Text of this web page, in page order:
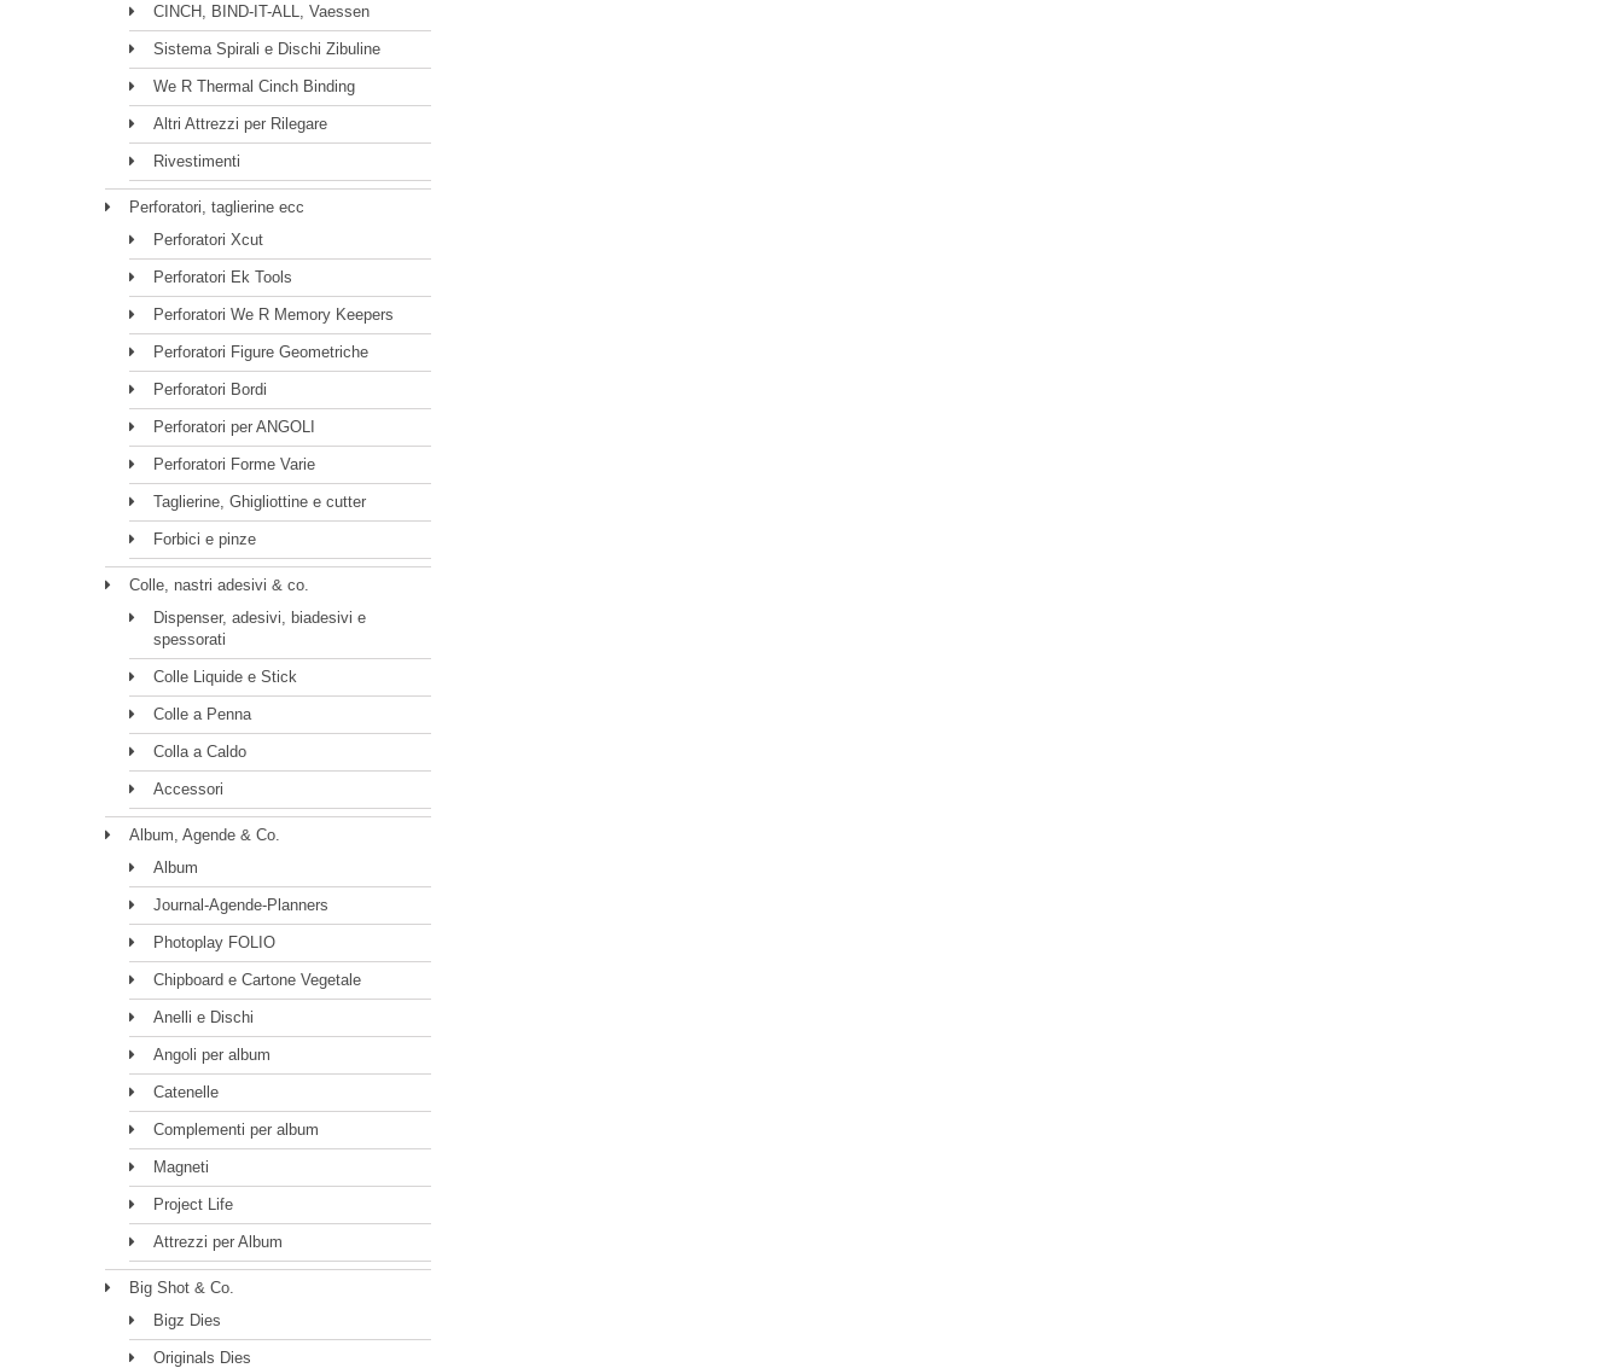
CINCH, BIND-IT-ALL, Vaessen
Sistema Spirali e Dischi Zibuline
We R Thermal Cinch Binding
Altri Attrezzi per Rilegare
Rivestimenti
Perforatori, taglierine ecc
Perforatori Xcut
Perforatori Ek Tools
Perforatori We R Memory Keepers
Perforatori Figure Geometriche
Perforatori Bordi
Perforatori per ANGOLI
Perforatori Forme Varie
Taglierine, Ghigliottine e cutter
Forbici e pinze
Colle, nastri adesivi & co.
Dispenser, adesivi, biadesivi e
spessorati
Colle Liquide e Stick
Colle a Penna
Colla a Caldo
Accessori
Album, Agende & Co.
Album
Journal-Agende-Planners
Photoplay FOLIO
Chipboard e Cartone Vegetale
Anelli e Dischi
Angoli per album
Catenelle
Complementi per album
Magneti
Project Life
Attrezzi per Album
Big Shot & Co.
Bigz Dies
Originals Dies